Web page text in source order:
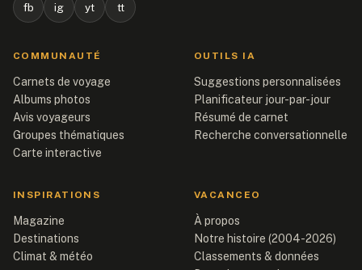
fb ig yt tt
COMMUNAUTÉ
Carnets de voyage
Albums photos
Avis voyageurs
Groupes thématiques
Carte interactive
OUTILS IA
Suggestions personnalisées
Planificateur jour-par-jour
Résumé de carnet
Recherche conversationnelle
INSPIRATIONS
Magazine
Destinations
Climat & météo
VACANCEO
À propos
Notre histoire (2004-2026)
Classements & données